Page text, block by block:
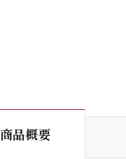
商品概要